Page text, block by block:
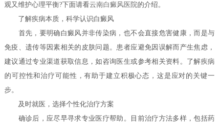
观又维护心理平衡?下面请看云南白癜风医院的介绍。
了解疾病本质，科学认识白癜风
首先，要明确白癜风并非传染病，也不会直接危害健康，而是与
免疫、遗传等因素相关的皮肤问题。患者应避免因误解而产生焦虑，
建议通过专业渠道获取信息，如咨询医生或参考相关资料。了解疾病
的可控性和治疗可能性，有助于建立积极心态，这是应对的关键一
步。
及时就医，选择个性化治疗方案
确诊后，应尽早寻求专业医疗帮助。目前治疗方法多样，包括药